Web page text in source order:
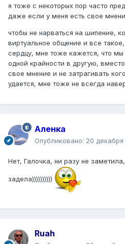
я тоже с некоторых пор часто
даже если у меня есть свое
чтобы не нарваться на шипение,
виртуальное общение и все
сердцу, мне тоже кажется, что
одной крайности в другую,
свое мнение и не затрагивать
удается, мне тоже не всегда
Аленка
Опубликовано: 20
Нет, Галочка, ни разу не
задела))))))))))
Ruah